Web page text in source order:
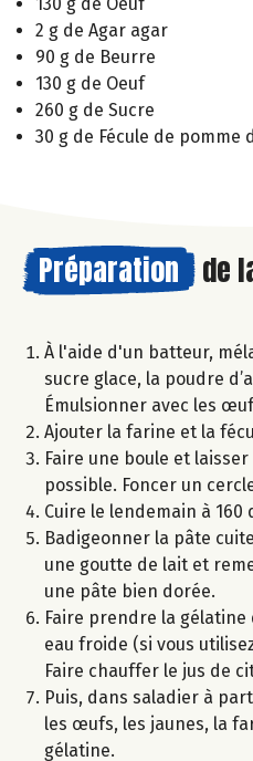
2 g de Agar agar
90 g de Beurre
130 g de Oeuf
260 g de Sucre
30 g de Fécule de pomme
Préparation de
À l'aide d'un batteur,
sucre glace, la poudre
Émulsionner avec les
Ajouter la farine et la
Faire une boule et
possible. Foncer un
Cuire le lendemain à
Badigeonner la pâte
une goutte de lait et
une pâte bien dorée.
Faire prendre la gélatine
eau froide (si vous
Faire chauffer le jus de
Puis, dans saladier à
les œufs, les jaunes, la
gélatine.